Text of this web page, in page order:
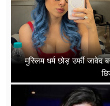
मुस्लिम धर्म छोड़ उर्फी जावेद